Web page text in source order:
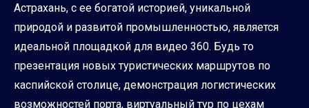
Астрахань, с ее богатой историей, уникальной
природой и развитой промышленностью, является
идеальной площадкой для видео 360. Будь то
презентация новых туристических маршрутов по
каспийской столице, демонстрация логистических
возможностей порта, виртуальный тур по цехам